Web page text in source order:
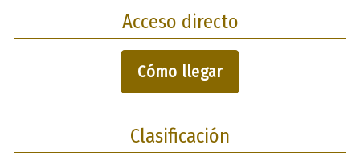
Acceso directo
Cómo llegar
Clasificación